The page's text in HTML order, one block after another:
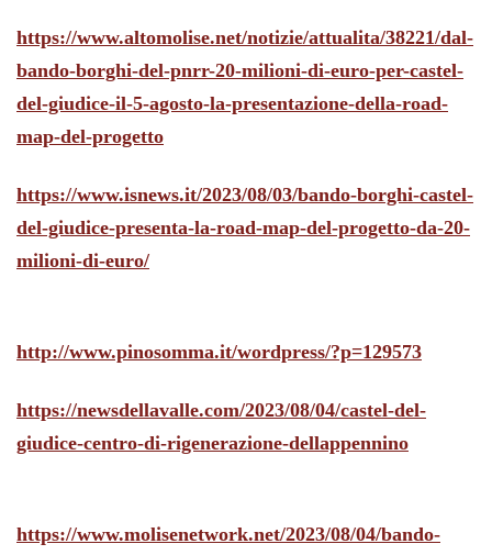
https://www.altomolise.net/notizie/attualita/38221/dal-
bando-borghi-del-pnrr-20-milioni-di-euro-per-castel-
del-giudice-il-5-agosto-la-presentazione-della-road-
map-del-progetto
https://www.isnews.it/2023/08/03/bando-borghi-castel-
del-giudice-presenta-la-road-map-del-progetto-da-20-
milioni-di-euro/
http://www.pinosomma.it/wordpress/?p=129573
https://newsdellavalle.com/2023/08/04/castel-del-
giudice-centro-di-rigenerazione-dellappennino
https://www.molisenetwork.net/2023/08/04/bando-